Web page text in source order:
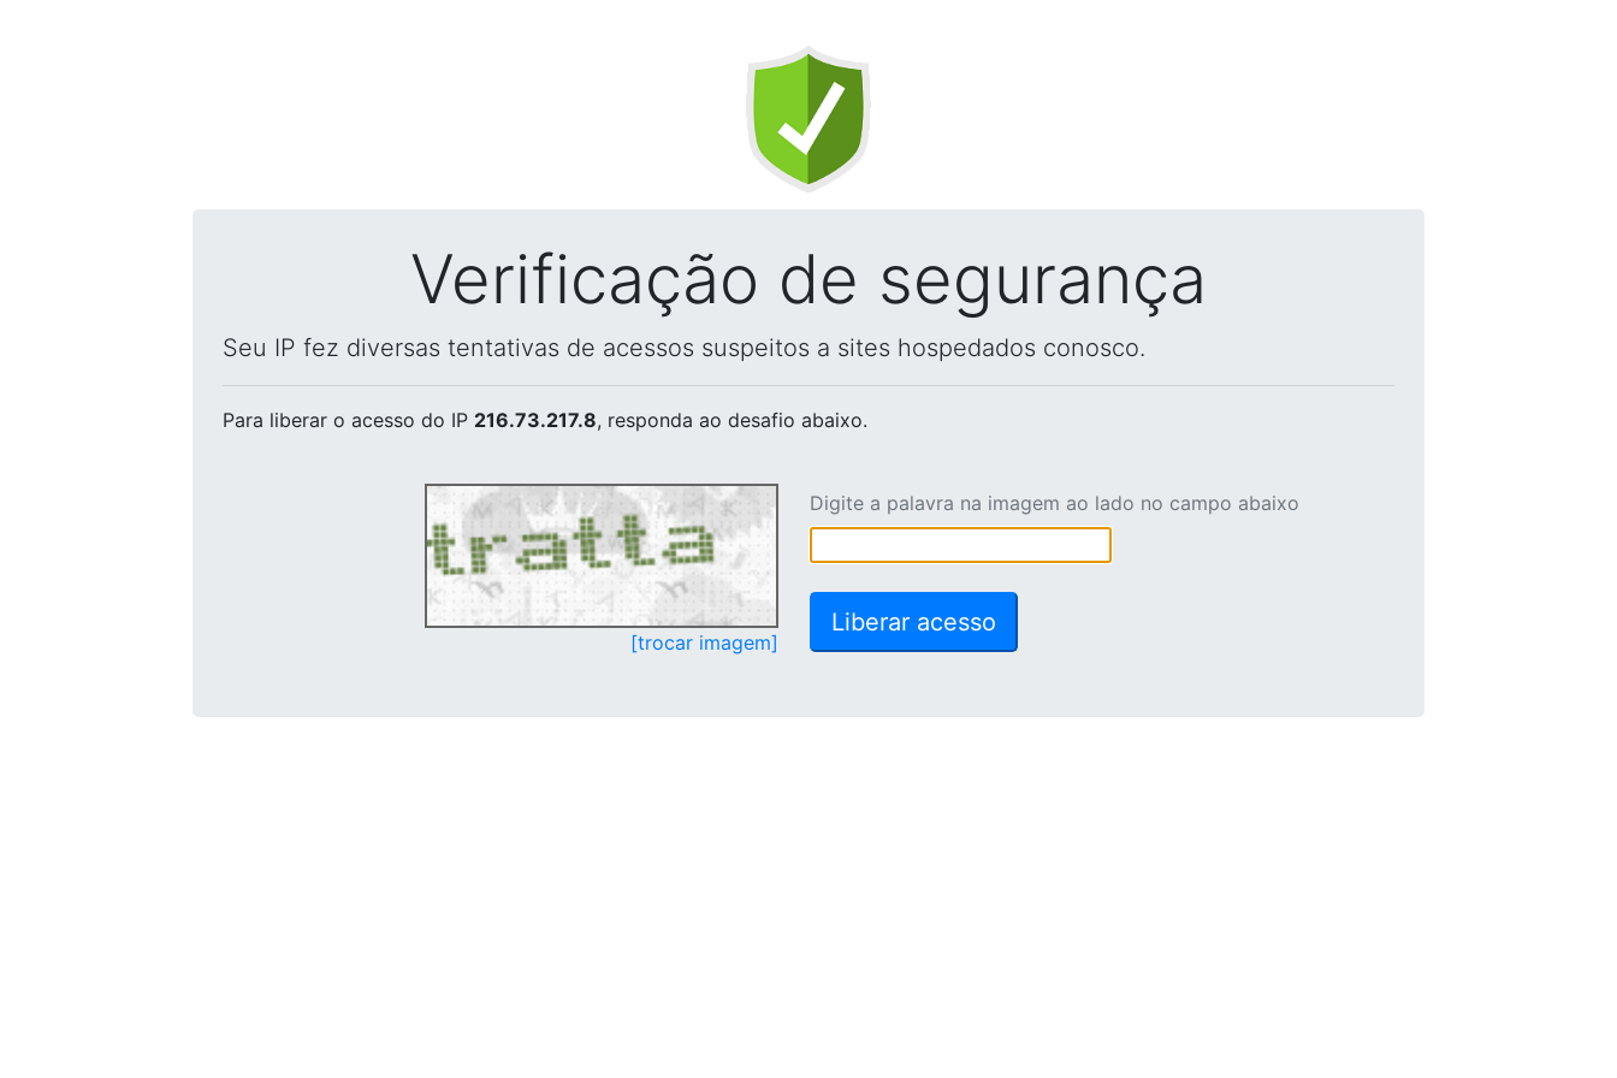
Verificação de segurança
Seu IP fez diversas tentativas de acessos suspeitos a sites hospedados conosco.
Para liberar o acesso do IP 216.73.217.8, responda ao desafio abaixo.
[trocar imagem]
Digite a palavra na imagem ao lado no campo abaixo